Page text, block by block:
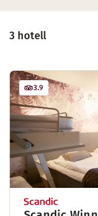
3 hotell
3.9